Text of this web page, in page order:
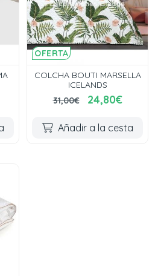
OFERTA
COLCHA BOUTI MARSELLA
ICELANDS
31,00€
24,80€
Añadir a la cesta